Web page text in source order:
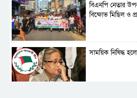
বিএনপি নেতার উপর
বিক্ষোভ মিছিল ও
সাময়িক নিষিদ্ধ